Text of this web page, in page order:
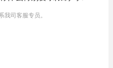
司客服专员。